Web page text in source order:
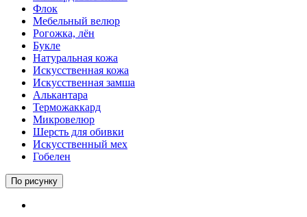
Флок
Мебельный велюр
Рогожка, лён
Букле
Натуральная кожа
Искусственная кожа
Искусственная замша
Алькантара
Терможаккард
Микровелюр
Шерсть для обивки
Искусственный мех
Гобелен
По рисунку